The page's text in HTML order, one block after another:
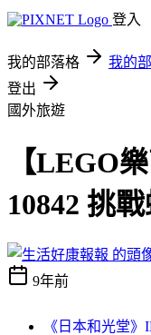
登入
我的部落格 我的
登出
國外旅遊
【LEGO
10842 挑
9年前
《日本和光堂